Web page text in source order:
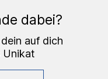
dabei?
auf dich
Unikat